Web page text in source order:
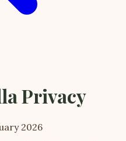
Privacy
2026